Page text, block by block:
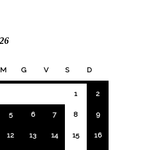
M G V S D
1 2
5 6 7 8 9
12 13 14 15 16